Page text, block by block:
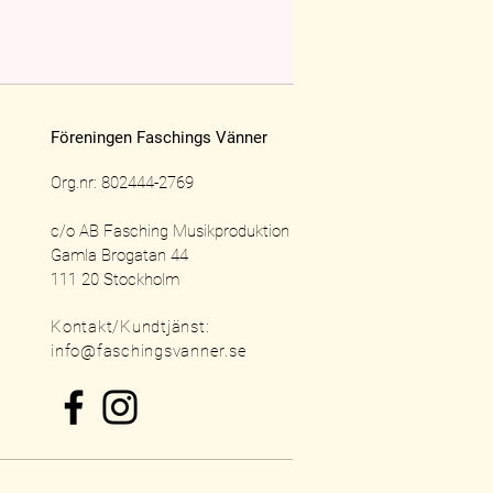
förmånliga pris som
du hjälp med att
Föreningen Faschings Vänner
Org.nr: 802444-2769
c/o AB Fasching Musikproduktion
Gamla Brogatan 44
111 20 Stockholm
Kontakt/Kundtjänst:
info@faschingsvanner.se